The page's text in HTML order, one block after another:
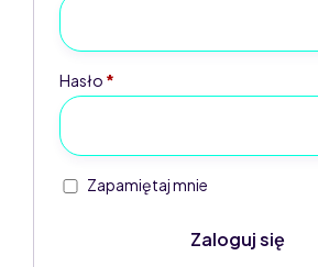
kontoHasło *
Zapamiętaj mnie
Zaloguj się